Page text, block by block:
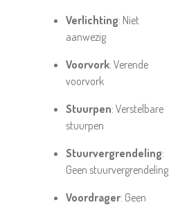
Verlichting: Niet
aanwezig
Voorvork: Verende
voorvork
Stuurpen: Verstelbare
stuurpen
Stuurvergrendeling:
Geen stuurvergrendeling
Voordrager: Geen